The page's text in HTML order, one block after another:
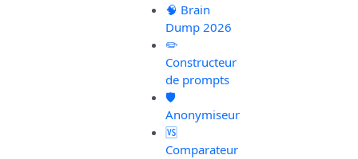
🧠 Brain
Dump 2026
✏️
Constructeur
de prompts
🛡️
Anonymiseur
🆚
Comparateur